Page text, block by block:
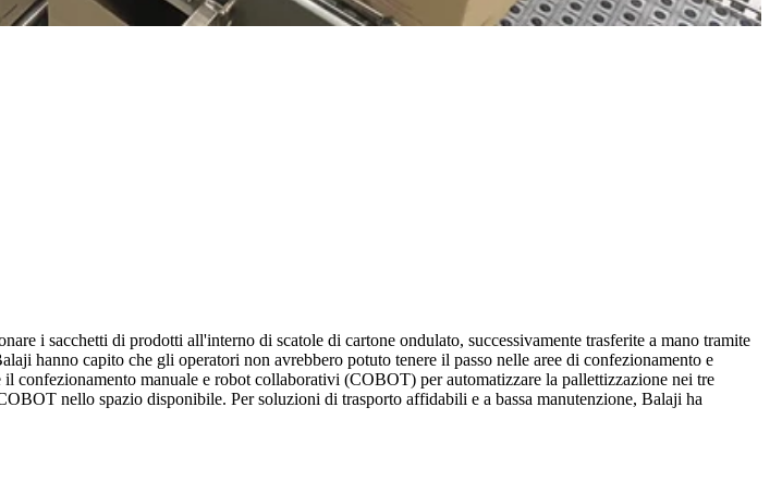
i sacchetti di prodotti all'interno di scatole di cartone ondulato, successivamente trasferite a mano tramite
hanno capito che gli operatori non avrebbero potuto tenere il passo nelle aree di confezionamento e
manuale e robot collaborativi (COBOT) per automatizzare la pallettizzazione nei tre
nello spazio disponibile. Per soluzioni di trasporto affidabili e a bassa manutenzione, Balaji ha